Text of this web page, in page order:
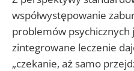
współwystępowanie
problemów psychicznych
zintegrowane leczenie
„czekanie, aż samo